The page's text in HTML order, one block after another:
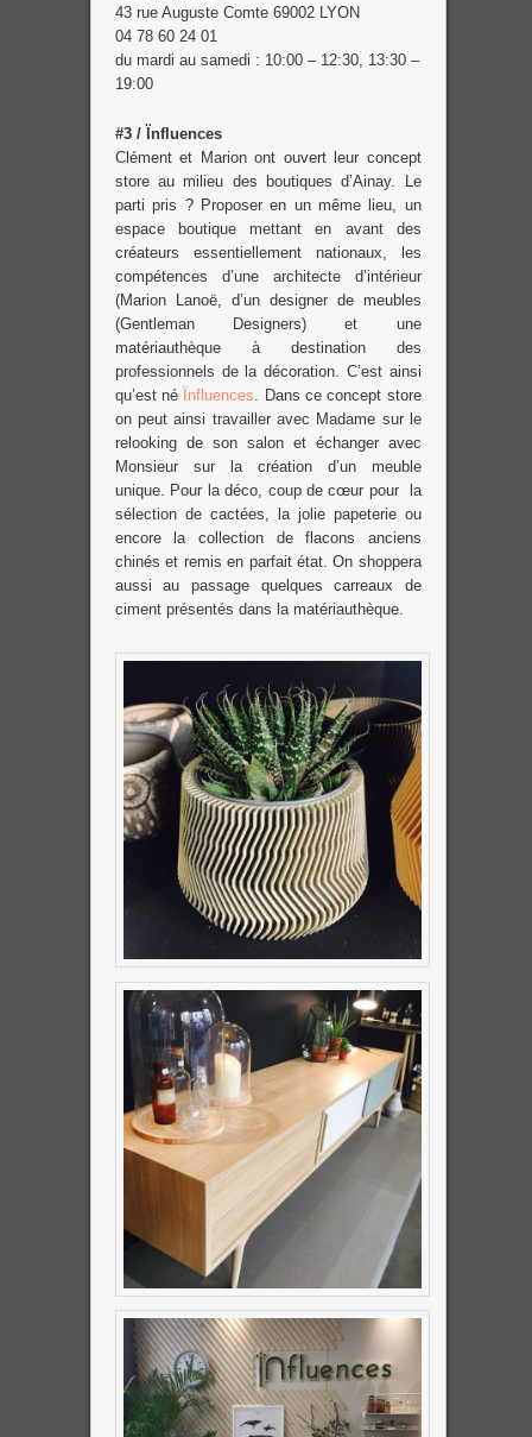
43 rue Auguste Comte 69002 LYON
04 78 60 24 01
du mardi au samedi : 10:00 – 12:30, 13:30 –
19:00
#3 / Ïnfluences
Clément et Marion ont ouvert leur concept
store au milieu des boutiques d’Ainay. Le
parti pris ? Proposer en un même lieu, un
espace boutique mettant en avant des
créateurs essentiellement nationaux, les
compétences d’une architecte d’intérieur
(Marion Lanoë, d’un designer de meubles
(Gentleman Designers) et une
matériauthèque à destination des
professionnels de la décoration. C’est ainsi
qu’est né Ïnfluences . Dans ce concept store
on peut ainsi travailler avec Madame sur le
relooking de son salon et échanger avec
Monsieur sur la création d’un meuble
unique. Pour la déco, coup de cœur pour la
sélection de cactées, la jolie papeterie ou
encore la collection de flacons anciens
chinés et remis en parfait état. On shoppera
aussi au passage quelques carreaux de
ciment présentés dans la matériauthèque.